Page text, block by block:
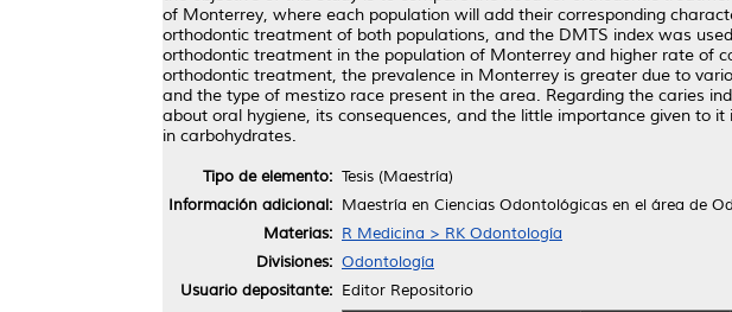
of Monterrey, where each population will add their corresponding
orthodontic treatment of both populations, and the DMTS index was
orthodontic treatment in the population of Monterrey and higher rate of
orthodontic treatment, the prevalence in Monterrey is greater due to
and the type of mestizo race present in the area. Regarding the caries
about oral hygiene, its consequences, and the little importance given to
in carbohydrates.
Tipo de elemento: Tesis (Maestría)
Información adicional: Maestría en Ciencias Odontológicas en el área de
Materias: R Medicina > RK Odontología
Divisiones: Odontología
Usuario depositante: Editor Repositorio